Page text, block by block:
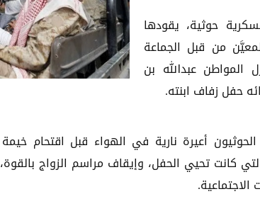
حوثية، يقودها
من قبل الجماعة
المواطن عبدالله بن
حفل زفاف ابنته.
أعيرة نارية في الهواء قبل اقتحام
كانت تحيي الحفل، وإيقاف مراسم الزواج